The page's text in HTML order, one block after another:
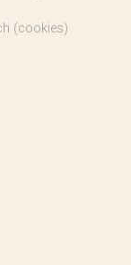
(cookies)